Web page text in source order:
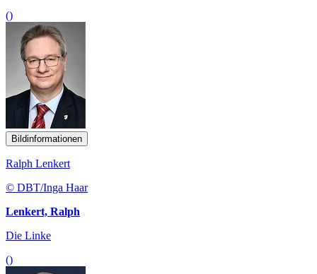
()
Bildinformationen
Ralph Lenkert
© DBT/Inga Haar
Lenkert, Ralph
Die Linke
()